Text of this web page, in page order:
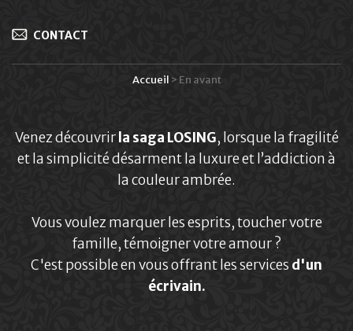
CONTACT
Accueil > En avant
Présentation
Julie
Rion
Venez découvrir la saga LOSING, lorsque la fragilité
et la simplicité désarment la luxure et l’addiction à
la couleur ambrée.
Vous voulez marquer les esprits, toucher votre
famille, témoigner votre amour ?
C'est possible en vous offrant les services d'un
écrivain.